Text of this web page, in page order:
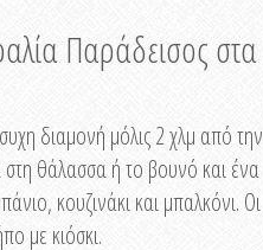
Παράδεισος στα
διαμονή μόλις 2 χλμ από την
στη θάλασσα ή το βουνό και ένα
κουζινάκι και μπαλκόνι. Οι
με κιόσκι.